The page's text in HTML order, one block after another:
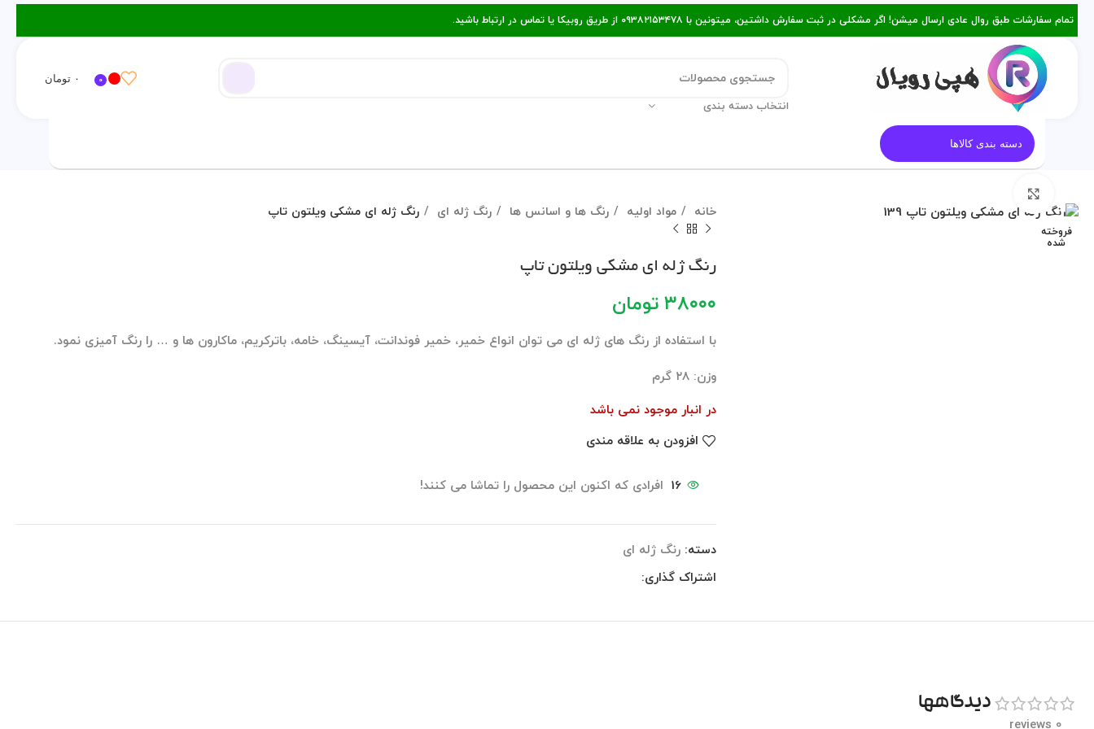
تمام سفارشات طبق روال عادی ارسال میشن! اگر مشکلی در ثبت سفارش داشتین، میتونین با ۰۹۳۸۲۱۵۳۴۷۸ از طریق روبیکا یا تماس در ارتباط باشید.
انتخاب دسته بندی
0 ۰ تومان
دسته بندی کالاها
فروخته
شده
خانه مواد اولیه رنگ ها و اسانس ها رنگ ژله ای رنگ ژله ای مشکی ویلتون تاپ
رنگ ژله ای مشکی ویلتون تاپ
۳۸۰۰۰ تومان
با استفاده از رنگ های ژله ای می توان انواع خمیر، خمیر فوندانت، آیسینگ، خامه، باترکریم، ماکارون ها و … را رنگ آمیزی نمود.
وزن: ۲۸ گرم
در انبار موجود نمی باشد
افزودن به علاقه مندی
16 افرادی که اکنون این محصول را تماشا می کنند!
دسته: رنگ ژله ای
اشتراک گذاری:
0 reviews
دیدگاهها